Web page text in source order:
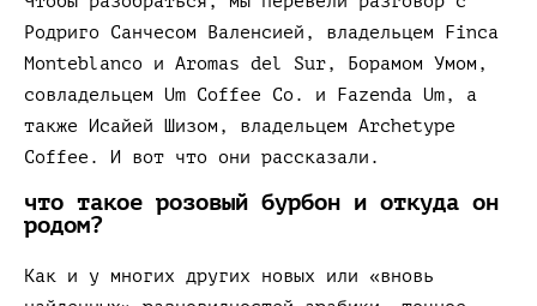
Родриго Санчесом Валенсией, владельцем Finca
Monteblanco и Aromas del Sur, Борамом Умом,
совладельцем Um Coffee Co. и Fazenda Um, а
также Исайей Шизом, владельцем Archetype
Coffee. И вот что они рассказали.
что такое розовый бурбон и откуда он
родом?
Как и у многих других новых или «вновь